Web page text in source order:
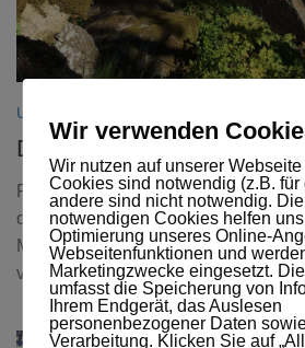
USA 2016
Don’t go chasing waterfalls
Freitag, 19. August Nach einem Tag
den Boden kommen….. Für Samstag
Mittwoch einen Plan, denn ich hatte
von einem Ereignis gehört, wo ich
Wir verwenden
Wir nutzen auf unserer
Cookies sind notwendig (z.B. für
andere sind nicht notwendig.
notwendigen Cookies helfen
Optimierung unseres Online-
Webseitenfunktionen und
Marketingzwecke eingesetzt.
umfasst die Speicherung von
Ihrem Endgerät, das Auslesen
personenbezogener Daten
Verarbeitung. Klicken Sie auf